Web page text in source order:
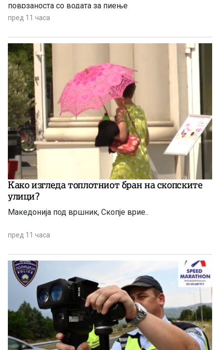
поврзаноста со водата за пиење
пред 11 часа
Како изгледа топлотниот бран на скопските
улици?
Македонија под вршник, Скопје врие..
пред 11 часа